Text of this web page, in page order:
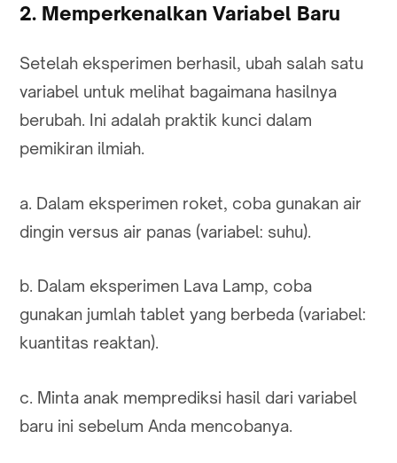
2. Memperkenalkan Variabel Baru
Setelah eksperimen berhasil, ubah salah satu
variabel untuk melihat bagaimana hasilnya
berubah. Ini adalah praktik kunci dalam
pemikiran ilmiah.
a. Dalam eksperimen roket, coba gunakan air
dingin versus air panas (variabel: suhu).
b. Dalam eksperimen Lava Lamp, coba
gunakan jumlah tablet yang berbeda (variabel:
kuantitas reaktan).
c. Minta anak memprediksi hasil dari variabel
baru ini sebelum Anda mencobanya.